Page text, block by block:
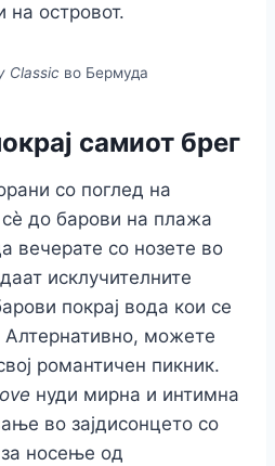
на островот.
Classic во Бермуда
самиот брег
со поглед на
до барови на плажа
вечерате со нозете во
исклучителните
покрај вода кои се
Алтернативно, можете
романтичен пикник.
нуди мирна и интимна
во зајдисонцето со
носење од